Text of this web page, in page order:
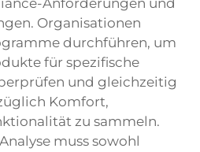
Anforderungen und
Organisationen
durchführen, um
für spezifische
und gleichzeitig
Komfort,
zu sammeln.
muss sowohl